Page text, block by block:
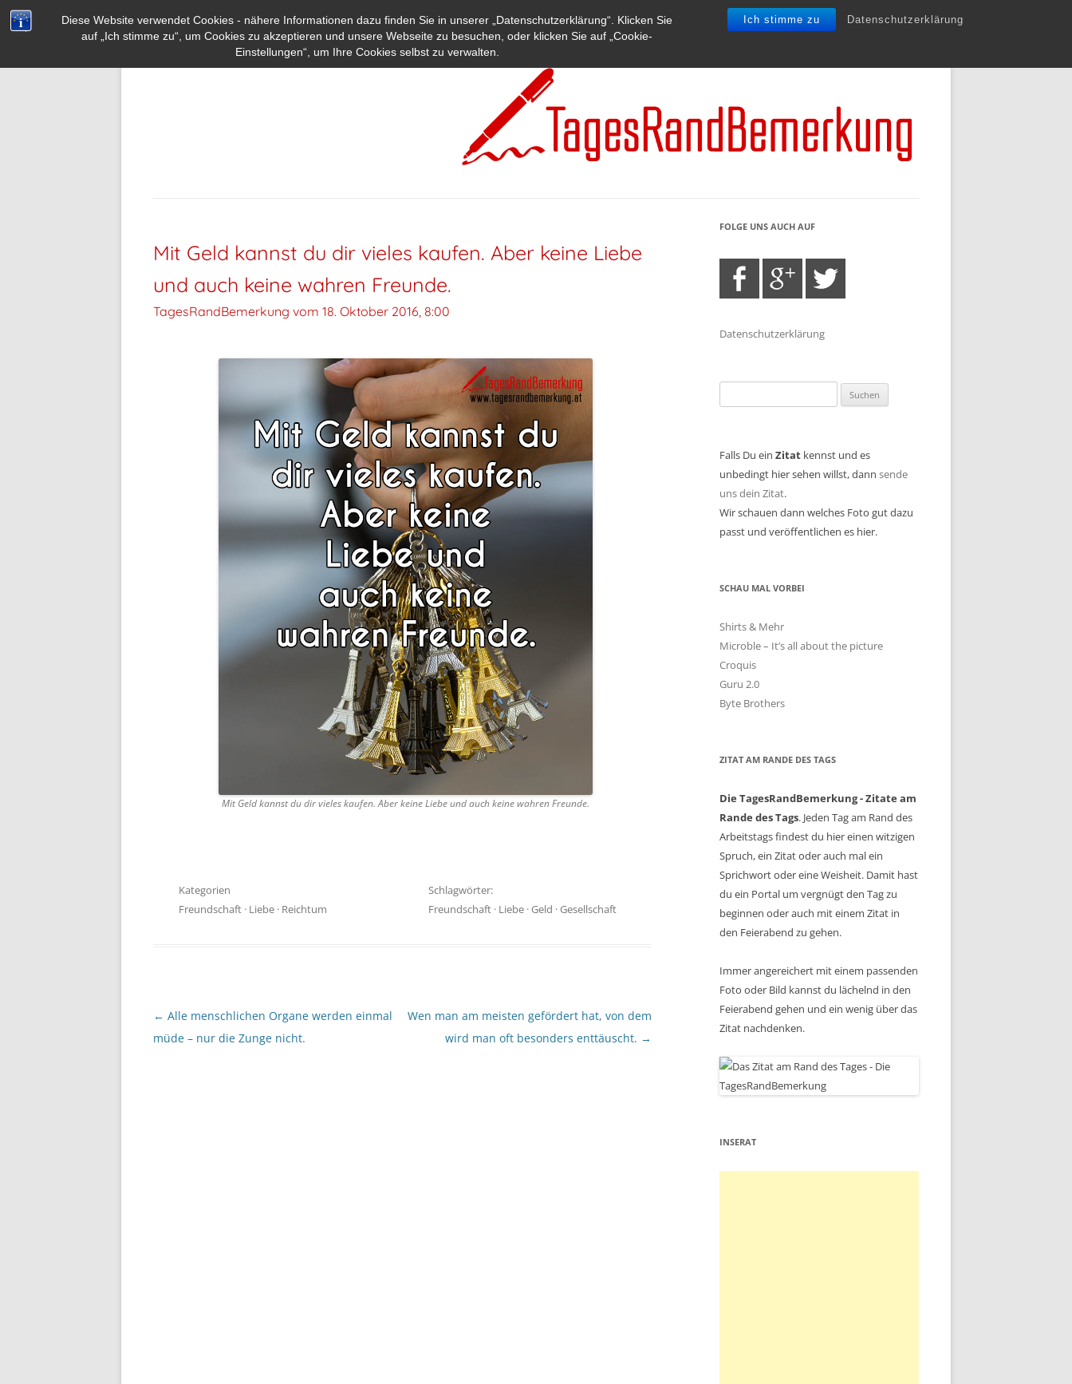
Diese Website verwendet Cookies - nähere Informationen dazu finden Sie in unserer „Datenschutzerklärung“. Klicken Sie
auf „Ich stimme zu“, um Cookies zu akzeptieren und unsere Webseite zu besuchen, oder klicken Sie auf „Cookie-
Einstellungen“, um Ihre Cookies selbst zu verwalten.
Ich stimme zu Datenschutzerklärung
Mit Geld kannst du dir vieles kaufen. Aber keine Liebe
und auch keine wahren Freunde.
TagesRandBemerkung vom 18. Oktober 2016, 8:00
Mit Geld kannst du dir vieles kaufen. Aber keine Liebe und auch keine wahren Freunde.
Kategorien
Freundschaft · Liebe · Reichtum
Schlagwörter:
Freundschaft· Liebe·Geld ·Gesellschaft
Beitragsnavigation
← Alle menschlichen Organe werden einmal
müde – nur die Zunge nicht.
Wen man am meisten gefördert hat, von dem
wird man oft besonders enttäuscht. →
FOLGE UNS AUCH AUF
Datenschutzerklärung
nach:
Falls Du ein Zitat kennst und es
unbedingt hier sehen willst, dann sende
uns dein Zitat.
Wir schauen dann welches Foto gut dazu
passt und veröffentlichen es hier.
SCHAU MAL VORBEI
Shirts & Mehr
Microble – It’s all about the picture
Croquis
Guru 2.0
Byte Brothers
ZITAT AM RANDE DES TAGS
Die TagesRandBemerkung - Zitate am
Rande des Tags. Jeden Tag am Rand des
Arbeitstags findest du hier einen witzigen
Spruch, ein Zitat oder auch mal ein
Sprichwort oder eine Weisheit. Damit hast
du ein Portal um vergnügt den Tag zu
beginnen oder auch mit einem Zitat in
den Feierabend zu gehen.
Immer angereichert mit einem passenden
Foto oder Bild kannst du lächelnd in den
Feierabend gehen und ein wenig über das
Zitat nachdenken.
INSERAT